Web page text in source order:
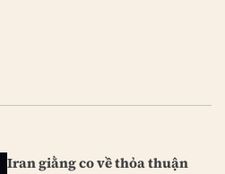
Iran giằng co về thỏa thuận